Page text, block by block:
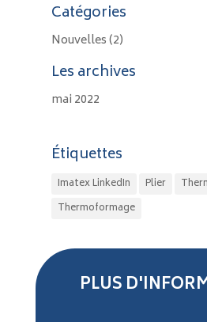
Catégories
Nouvelles(2)
Les archives
mai 2022
Étiquettes
Imatex LinkedIn Plier
Thermoformage
PLUS